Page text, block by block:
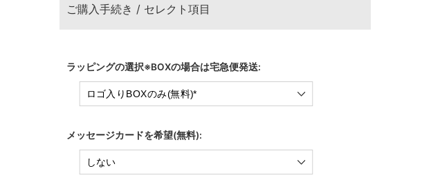
ご購入手続き / セレクト項目
ラッピングの選択※BOXの場合は宅急便発送:
メッセージカードを希望(無料):